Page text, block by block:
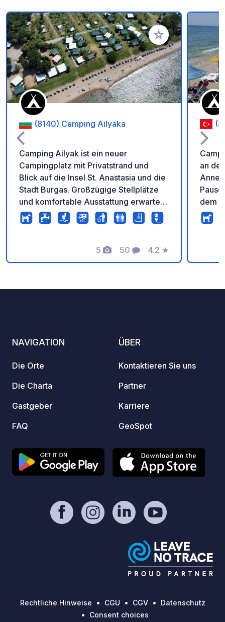
Zu Ihren Favoriten
(8140) Camping Ailyaka
Camping Ailyak ist ein neuer
Campingplatz mit Privatstrand und
Blick auf die Insel St. Anastasia und die
Stadt Burgas. Großzügige Stellplätze
und komfortable Ausstattung erwarten
Sie. Bequeme Anfahrt über die
Hauptstraße Burgas-Sozopol. Alle
Nutzung der Waschmaschine ist im
Preis inbegriffen. 5 % Rabatt mit der
5
Fotos
50
Kommentare
4.2
Bewertung
★
an
dem
vielen
NAVIGATION
Die Orte
Die Charta
Gastgeber
FAQ
ÜBER
Kontaktieren Sie uns
Partner
Karriere
GeoSpot
Rechtliche Hinweise CGU CGV
Datenschutz
Consent choices